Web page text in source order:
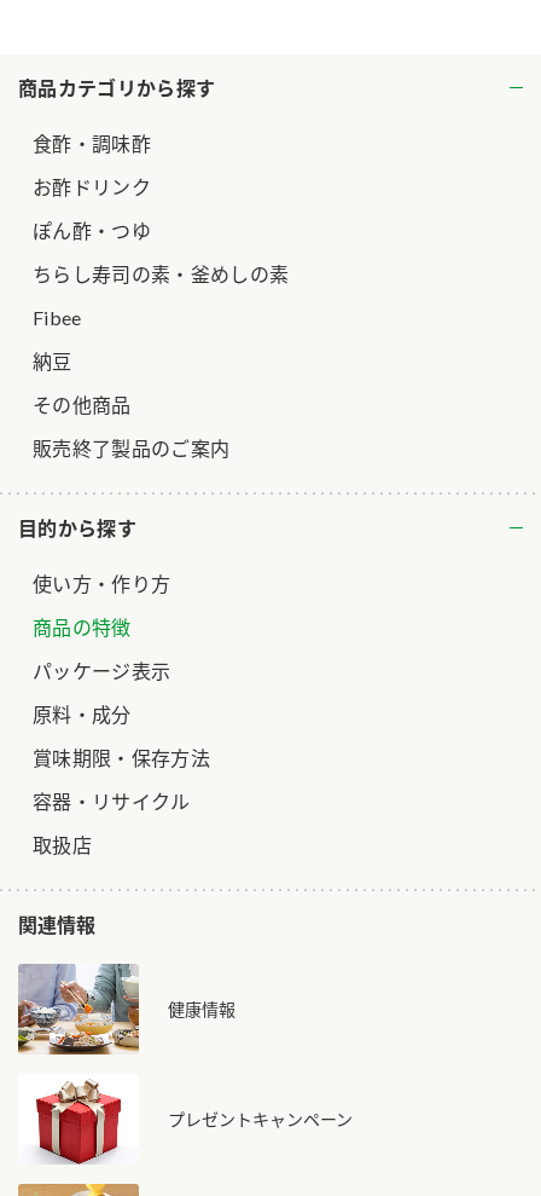
商品カテゴリから探す
食酢・調味酢
お酢ドリンク
ぽん酢・つゆ
ちらし寿司の素・釜めしの素
Fibee
納豆
その他商品
販売終了製品のご案内
目的から探す
使い方・作り方
商品の特徴
パッケージ表示
原料・成分
賞味期限・保存方法
容器・リサイクル
取扱店
関連情報
健康情報
プレゼントキャンペーン